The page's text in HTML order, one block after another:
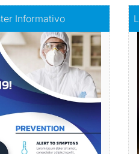
Informativo
visualmente atractiva
Comprar